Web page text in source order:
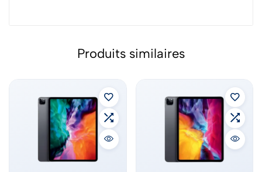
Produits similaires